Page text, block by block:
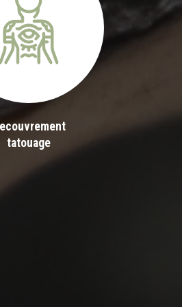
tatouage